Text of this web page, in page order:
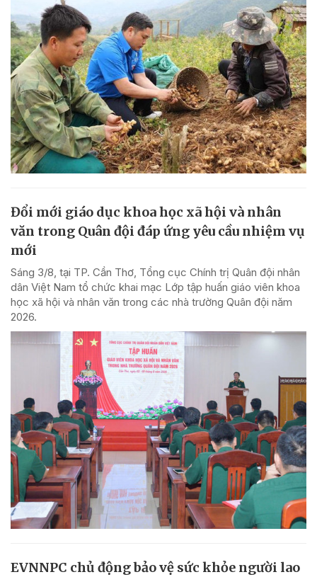
Đổi mới giáo dục khoa học xã hội và nhân
văn trong Quân đội đáp ứng yêu cầu nhiệm vụ
mới
Sáng 3/8, tại TP. Cần Thơ, Tổng cục Chính trị Quân đội nhân
dân Việt Nam tổ chức khai mạc Lớp tập huấn giáo viên khoa
học xã hội và nhân văn trong các nhà trường Quân đội năm
2026.
EVNNPC chủ động bảo vệ sức khỏe người lao